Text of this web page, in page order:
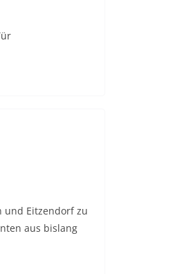
und Eitzendorf zu
aus bislang